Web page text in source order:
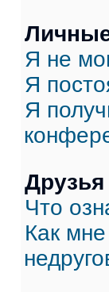
Я не
Я
Я
Друзья
Что
Как